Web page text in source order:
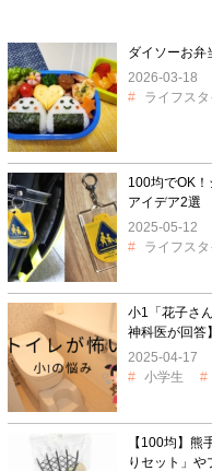
ダイソーお弁
2026-03-18
ライフス
100均でOK
アイデア2選
2025-05-12
ライフス
小1「花子さ
神科医が回答】
2025-04-17
小学生
【100均】熊
りセット」や